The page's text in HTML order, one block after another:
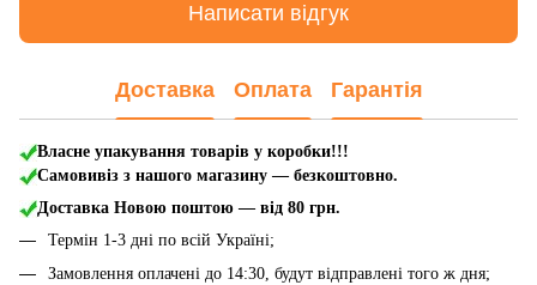
Написати відгук
Доставка Оплата Гарантія
Власне упакування товарів у коробки!!!
Самовивіз з нашого магазину — безкоштовно.
Доставка Новою поштою — від 80 грн.
Термін 1-3 дні по всій Україні;
Замовлення оплачені до 14:30, будут відправлені того ж дня;